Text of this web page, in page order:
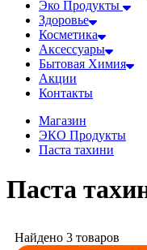
Эко Продукты
Здоровье
Косметика
Аксессуары
Бытовая Химия
Акции
Контакты
Магазин
ЭКО Продукты
Паста тахини
Паста
Найдено 3 товаров